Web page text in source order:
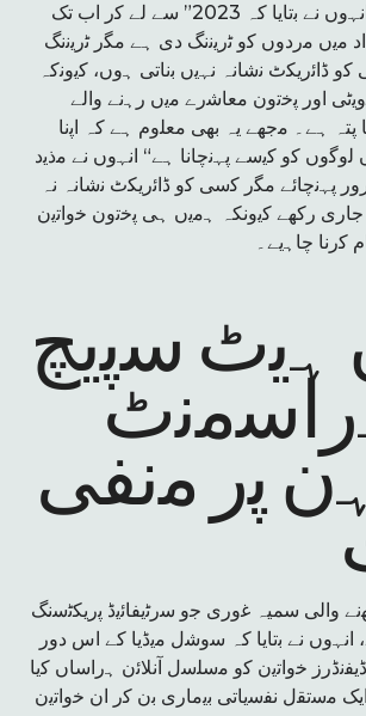
ﺳﮯ ﮐﺎم ﻟﯾﺗﯽ ﮨﮯ۔ اﻧﮩوں ﻧﮯ ﺑﺗﺎﯾﺎ کہ 2023” ﺳﮯ ﻟﮯ ﮐر اب ﺗﮏ
ﻣﯾں ﻣردوں ﮐو ﭨرﯾﻧﻧﮓ دی ﮨﮯ ﻣﮕر ﭨرﯾﻧﻧﮓ
ڈاﺋرﯾﮑٹ ﻧﺷﺎنہ ﻧﮩﯾں ﺑﻧﺎﺗﯽ ﮨوں، ﮐﯾوﻧکہ
اور ﭘﺧﺗون ﻣﻌﺎﺷرے ﻣﯾں رﮨﻧﮯ واﻟﮯ
ﮨﮯ۔ ﻣﺟﮭﮯ یہ ﺑﮭﯽ ﻣﻌﻠوم ﮨﮯ کہ اﭘﻧﺎ
ﻟوﮔوں ﮐو ﮐﯾﺳﮯ ﭘﮩﻧﭼﺎﻧﺎ ﮨﮯ“ اﻧﮩوں ﻧﮯ ﻣذﯾد
ﺿرور ﭘﮩﻧﭼﺎئے ﻣﮕر ﮐﺳﯽ ﮐو ڈاﺋرﯾﮑٹ ﻧﺷﺎنہ نہ
ﺟﺎری رﮐﮭﮯ ﮐﯾونکہ ﮨﻣﯾں ﮨﯽ ﭘﺧﺗون ﺧواﺗﯾن
ﮐرﻧﺎ ﭼﺎﮨﯾﮯ۔
ﮨﯾٹ ﺳﭘﯾﭻ
ﭘر ﻣﻧﻔﯽ
واﻟﯽ سمیہ ﻏوری ﺟو ﺳرﭨﯾﻔﺎﺋﯾڈ ﭘرﯾﮑﭨﺳﻧﮓ
اﻧﮩوں ﻧﮯ ﺑﺗﺎﯾﺎ کہ ﺳوﺷل ﻣﯾڈﯾﺎ ﮐﮯ اس دور
ﺧواﺗﯾن ﮐو ﻣﺳﻠﺳل آﻧﻼﺋن ﮨراﺳﺎں ﮐﯾﺎ
اﯾﮏ ﻣﺳﺗﻘل ﻧﻔﺳﯾﺎﺗﯽ ﺑﯾﻣﺎری ﺑن ﮐر ان ﺧواﺗﯾن